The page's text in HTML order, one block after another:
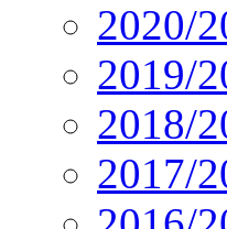
2020/
2019/
2018/
2017/